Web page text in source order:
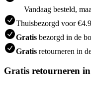
Vandaag besteld,
Thuisbezorgd voor
Gratis bezorgd in de
Gratis retourneren in
Gratis retourneren